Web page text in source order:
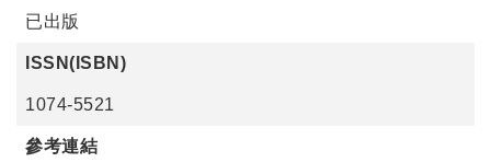
已出版
ISSN(ISBN)
1074-5521
參考連結